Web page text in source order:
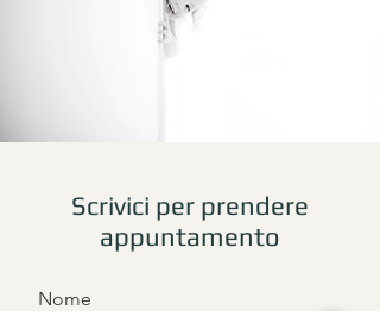
Scrivici per prendere
appuntamento
Nome